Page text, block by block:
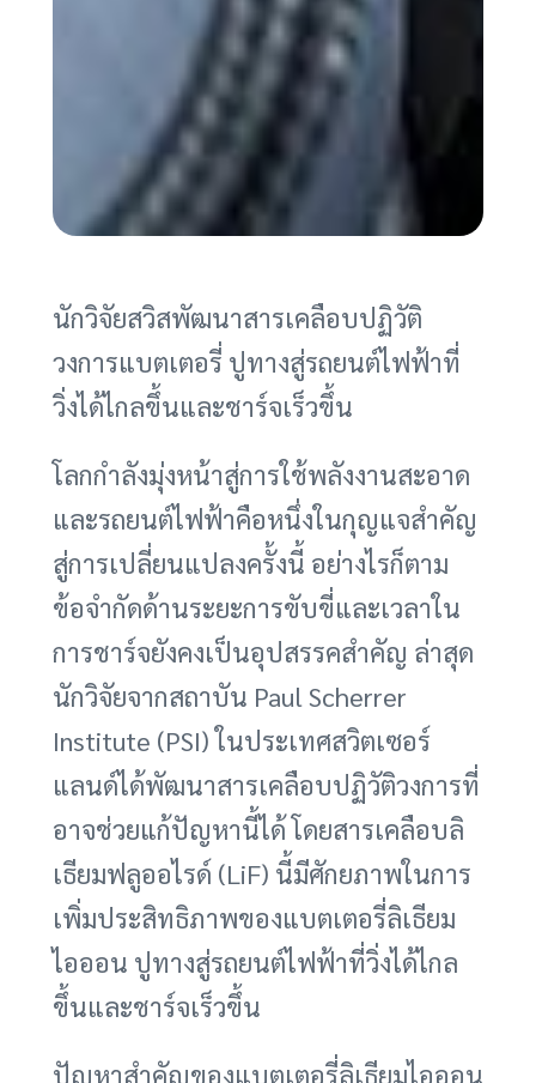
นักวิจัยสวิสพัฒนาสารเคลือบปฏิวัติ
วงการแบตเตอรี่ ปูทางสู่รถยนต์ไฟฟ้าที่
วิ่งได้ไกลขึ้นและชาร์จเร็วขึ้น
โลกกำลังมุ่งหน้าสู่การใช้พลังงานสะอาด
และรถยนต์ไฟฟ้าคือหนึ่งในกุญแจสำคัญ
สู่การเปลี่ยนแปลงครั้งนี้ อย่างไรก็ตาม
ข้อจำกัดด้านระยะการขับขี่และเวลาใน
การชาร์จยังคงเป็นอุปสรรคสำคัญ ล่าสุด
นักวิจัยจากสถาบัน Paul Scherrer
Institute (PSI) ในประเทศสวิตเซอร์
แลนด์ได้พัฒนาสารเคลือบปฏิวัติวงการที่
อาจช่วยแก้ปัญหานี้ได้ โดยสารเคลือบลิ
เธียมฟลูออไรด์ (LiF) นี้มีศักยภาพในการ
เพิ่มประสิทธิภาพของแบตเตอรี่ลิเธียม
ไอออน ปูทางสู่รถยนต์ไฟฟ้าที่วิ่งได้ไกล
ขึ้นและชาร์จเร็วขึ้น
ปัญหาสำคัญของแบตเตอรี่ลิเธียมไอออน